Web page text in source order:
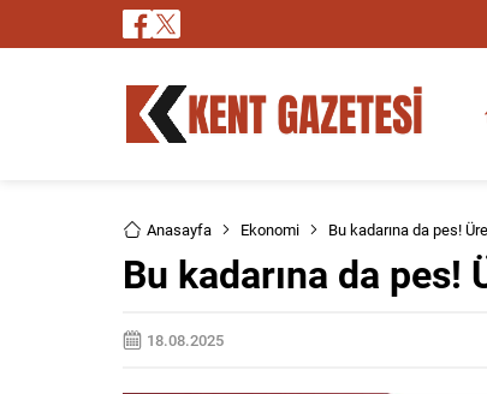
Anasayfa Ekonomi Bu kadarına da pes!
Bu kadarına da pes!
18.08.2025